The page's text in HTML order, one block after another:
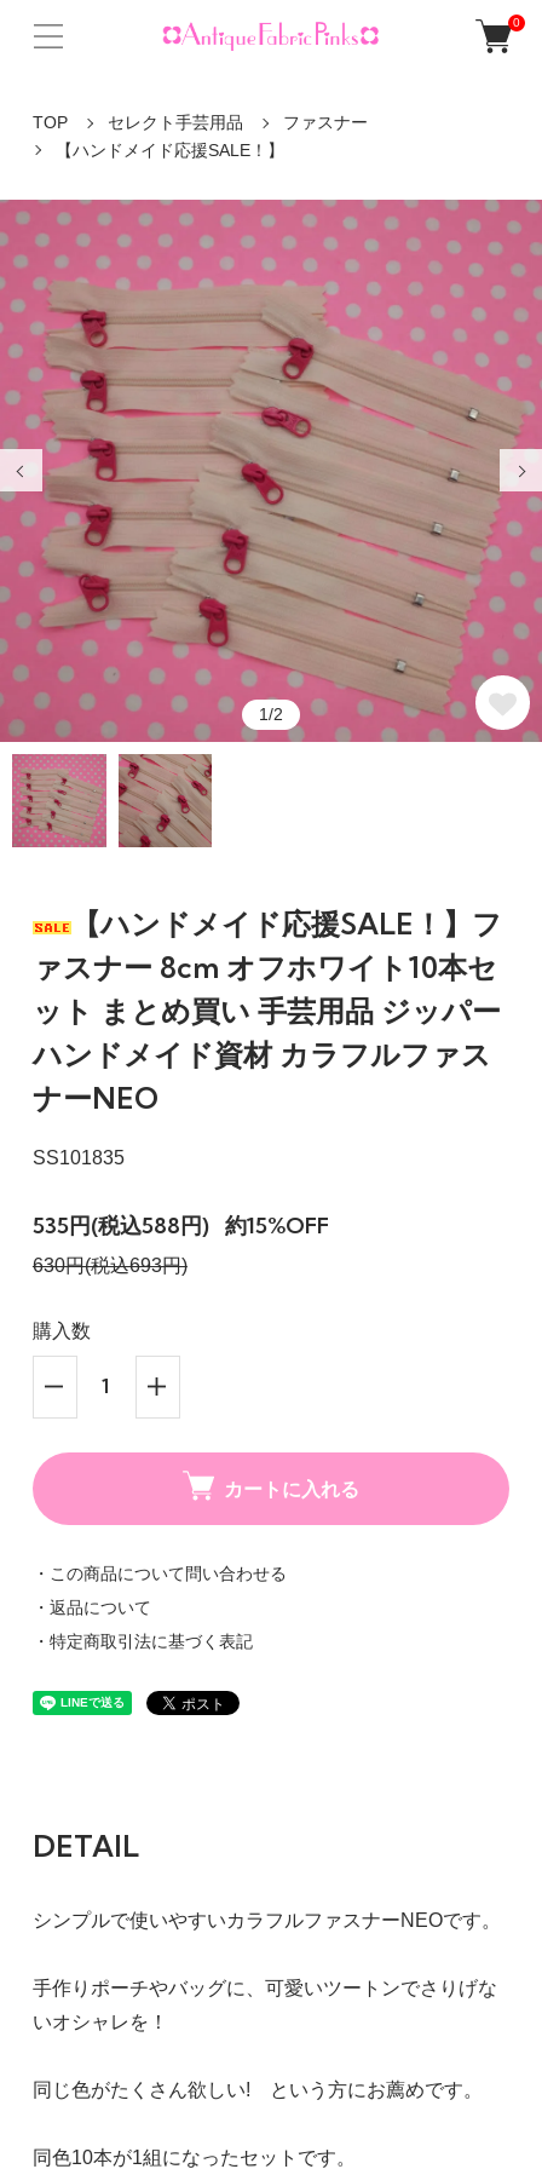
0
TOP セレクト手芸用品
ファスナー
【ハンドメイド応援SALE！】
1/2
【ハンドメイド応援SALE！】フ
ァスナー 8cm オフホワイト10本セ
ット まとめ買い 手芸用品 ジッパー
ハンドメイド資材 カラフルファス
ナーNEO
SS101835
535円(税込588円) 約15%OFF
630円(税込693円)
購入数
カートに入れる
・この商品について問い合わせる
・返品について
・特定商取引法に基づく表記
DETAIL
シンプルで使いやすいカラフルファスナーNEOです。
手作りポーチやバッグに、可愛いツートンでさりげな
いオシャレを！
同じ色がたくさん欲しい! という方にお薦めです。
同色10本が1組になったセットです。